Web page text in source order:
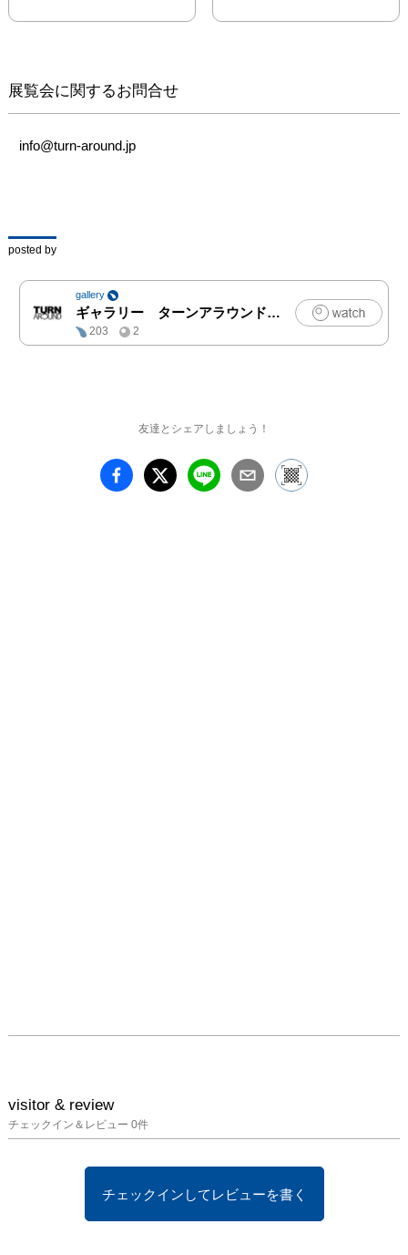
きた彼ら。今回は日本各
の声掛けにより、仙台に
て初展示。
ンバス作品等で構成され
SHAFT』 にてオープニ
ングパーティーを開催。
当展示内容の一部を
SHAFT 内でも展示しま
す(TURNAROUNDと
SHAFT では展示内容が
展覧会に関するお問合せ
info@turn-around.jp
posted by
gallery
ギャラリー ターンアラウンド
|
アート,写真,その他
203
2
友達とシェアしましょう！
visitor & review
チェックイン＆レビュー 0件
チェックインしてレビューを書く